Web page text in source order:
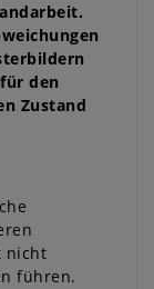
den
Zustand
nicht
führen.